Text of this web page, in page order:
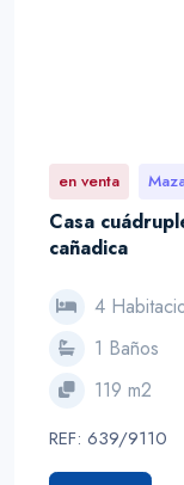
en venta
Casa
cañadica
4
1 Baños
119 m2
REF: 639/9110